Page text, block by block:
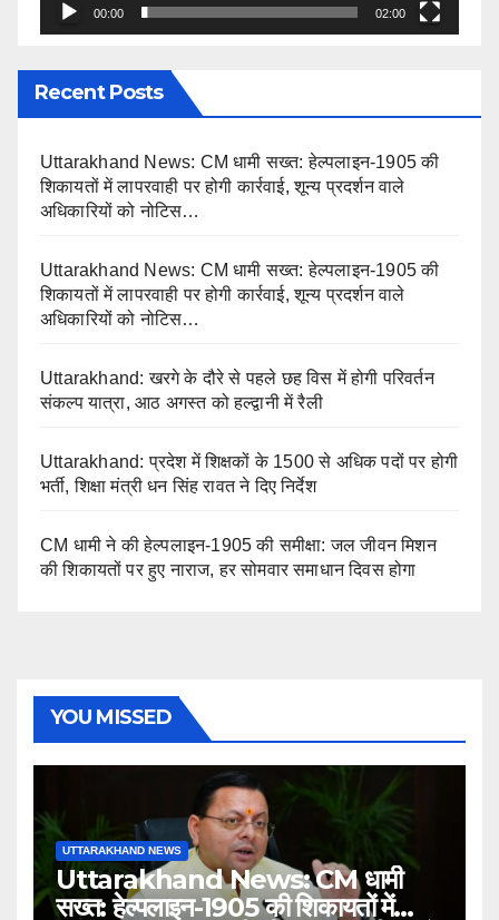
00:00 02:00
Recent Posts
Uttarakhand News: CM धामी सख्त: हेल्पलाइन-1905 की
शिकायतों में लापरवाही पर होगी कार्रवाई, शून्य प्रदर्शन वाले
अधिकारियों को नोटिस…
Uttarakhand News: CM धामी सख्त: हेल्पलाइन-1905 की
शिकायतों में लापरवाही पर होगी कार्रवाई, शून्य प्रदर्शन वाले
अधिकारियों को नोटिस…
Uttarakhand: खरगे के दौरे से पहले छह विस में होगी परिवर्तन
संकल्प यात्रा, आठ अगस्त को हल्द्वानी में रैली
Uttarakhand: प्रदेश में शिक्षकों के 1500 से अधिक पदों पर होगी
भर्ती, शिक्षा मंत्री धन सिंह रावत ने दिए निर्देश
CM धामी ने की हेल्पलाइन-1905 की समीक्षा: जल जीवन मिशन
की शिकायतों पर हुए नाराज, हर सोमवार समाधान दिवस होगा
YOU MISSED
UTTARAKHAND NEWS
Uttarakhand News: CM धामी
सख्त: हेल्पलाइन-1905 की शिकायतों में